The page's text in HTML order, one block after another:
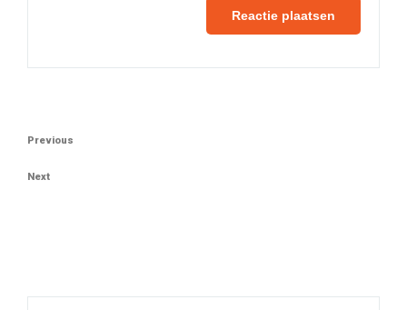
Berichtnavigatie
Previous
Previous
Next
Next